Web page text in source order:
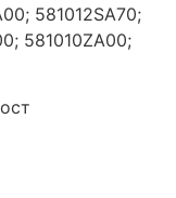
581012SA70;
581010ZA00;